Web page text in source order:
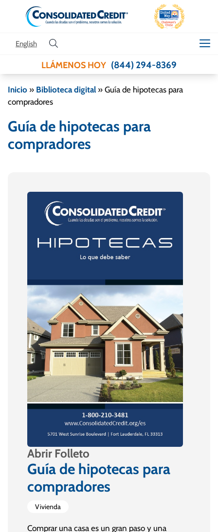
Skip to content
English
LLÁMENOS HOY (844) 294-8369
Inicio » Biblioteca digital » Guía de hipotecas para
compradores
Guía de hipotecas para
compradores
Abrir Folleto
Guía de hipotecas para
compradores
Vivienda
Comprar una casa es un gran paso y una